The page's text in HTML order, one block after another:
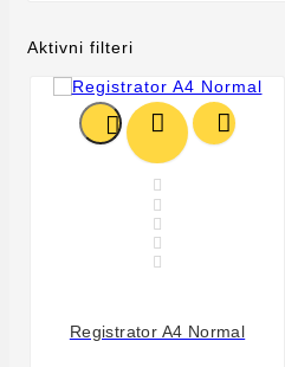
Aktivni filteri
  





Registrator A4 Normal